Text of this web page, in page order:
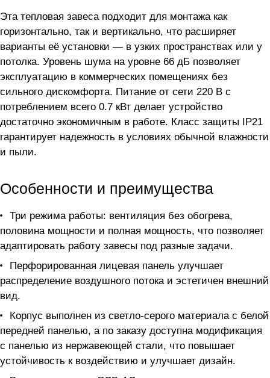
Эта тепловая завеса подходит для монтажа как
горизонтально, так и вертикально, что расширяет
варианты её установки — в узких пространствах или у
потолка. Уровень шума на уровне 66 дБ позволяет
эксплуатацию в коммерческих помещениях без
сильного дискомфорта. Питание от сети 220 В с
потреблением всего 0.7 кВт делает устройство
достаточно экономичным в работе. Класс защиты IP21
гарантирует надежность в условиях обычной влажности
и пыли.
Особенности и преимущества
Три режима работы: вентиляция без обогрева,
половина мощности и полная мощность, что позволяет
адаптировать работу завесы под разные задачи.
Перфорированная лицевая панель улучшает
распределение воздушного потока и эстетичен внешний
вид.
Корпус выполнен из светло-серого материала с белой
передней панелью, а по заказу доступна модификация
с панелью из нержавеющей стали, что повышает
устойчивость к воздействию и улучшает дизайн.